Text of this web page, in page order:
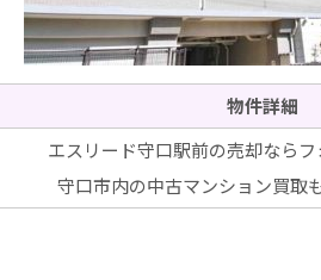
物件詳細
エスリード守口駅前の売却ならフ
守口市内の中古マンション買取